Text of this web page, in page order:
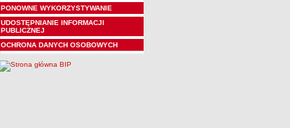
PONOWNE WYKORZYSTYWANIE
UDOSTĘPNIANIE INFORMACJI
PUBLICZNEJ
OCHRONA DANYCH OSOBOWYCH